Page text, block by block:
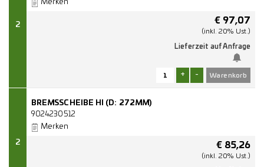
2
Merken
€ 97,07
(inkl. 20% Ust.)
Lieferzeit auf Anfrage
+ -
2
BREMSSCHEIBE HI (D: 272MM)
9024230512
Merken
€ 85,26
(inkl. 20% Ust.)